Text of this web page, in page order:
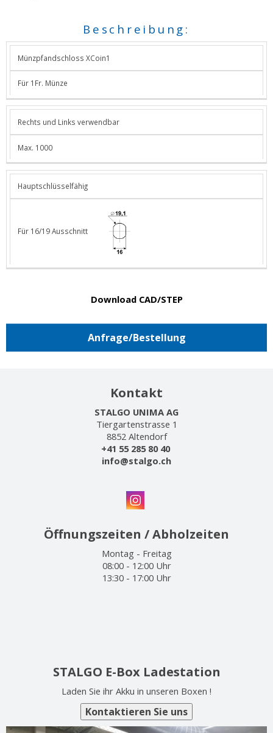
Beschreibung:
Münzpfandschloss XCoin1
Für 1Fr. Münze
Rechts und Links verwendbar
Max. 1000
Hauptschlüsselfähig
Für 16/19 Ausschnitt
Download CAD/STEP
Anfrage/Bestellung
Kontakt
STALGO UNIMA AG
Tiergartenstrasse 1
8852 Altendorf
+41 55 285 80 40
info@stalgo.ch
Öffnungszeiten / Abholzeiten
Montag - Freitag
08:00 - 12:00 Uhr
13:30 - 17:00 Uhr
STALGO E-Box Ladestation
Laden Sie ihr Akku in unseren Boxen !